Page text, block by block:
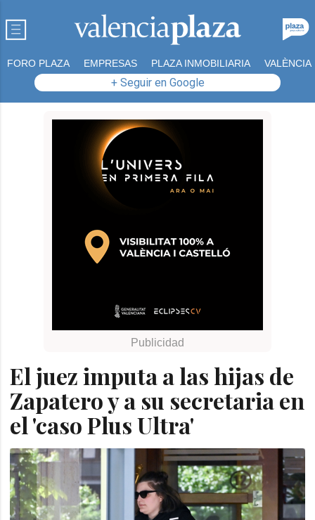
FORO PLAZA EMPRESAS PLAZA INMOBILIARIA VALÈNCIA
+ Seguir en Google
El juez imputa a las hijas de
Zapatero y a su secretaria en
el 'caso Plus Ultra'